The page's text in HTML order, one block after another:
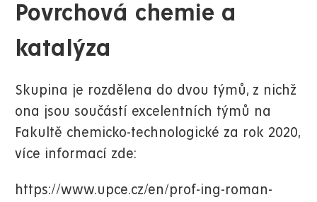
Povrchová chemie a
katalýza
Skupina je rozdělena do dvou týmů, z nichž
ona jsou součástí excelentních týmů na
Fakultě chemicko-technologické za rok 2020,
více informací zde:
https://www.upce.cz/en/prof-ing-roman-